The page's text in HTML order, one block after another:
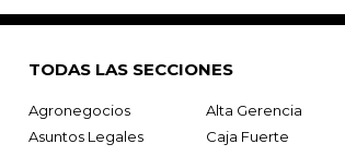
TODAS LAS SECCIONES
Agronegocios Alta Gerencia
Asuntos Legales
Caja Fuerte